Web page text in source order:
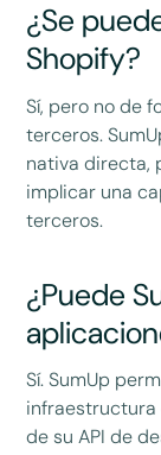
¿Se
Shopify?
Sí, pero no de
terceros.
nativa directa,
implicar una
terceros.
¿Puede
Sí. SumUp
infraestructura
de su API de